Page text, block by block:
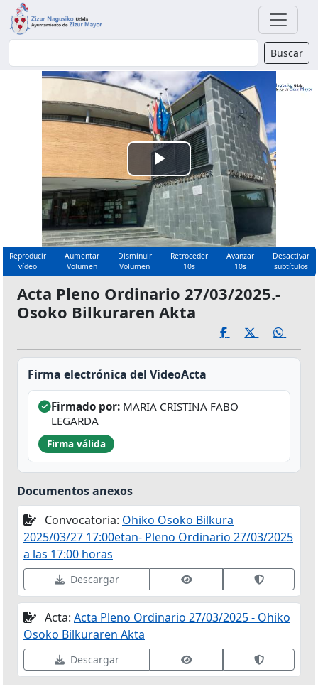
Buscador Buscar
Reproducir
Vídeo
Reproducir
vídeo
Aumentar
Volumen
Disminuir
Volumen
Retroceder
10s
Avanzar
10s
Desactivar
subtítulos
Acta Pleno Ordinario 27/03/2025.-
Osoko Bilkuraren Akta
Firma electrónica del VideoActa
Firmado por: MARIA CRISTINA FABO
LEGARDA
Firma válida
Documentos anexos
Convocatoria: Ohiko Osoko Bilkura
2025/03/27 17:00etan- Pleno Ordinario 27/03/2025
a las 17:00 horas
Descargar Ver datos de firmaValidar
Acta: Acta Pleno Ordinario 27/03/2025 - Ohiko
Osoko Bilkuraren Akta
Descargar Ver datos de firmaValidar